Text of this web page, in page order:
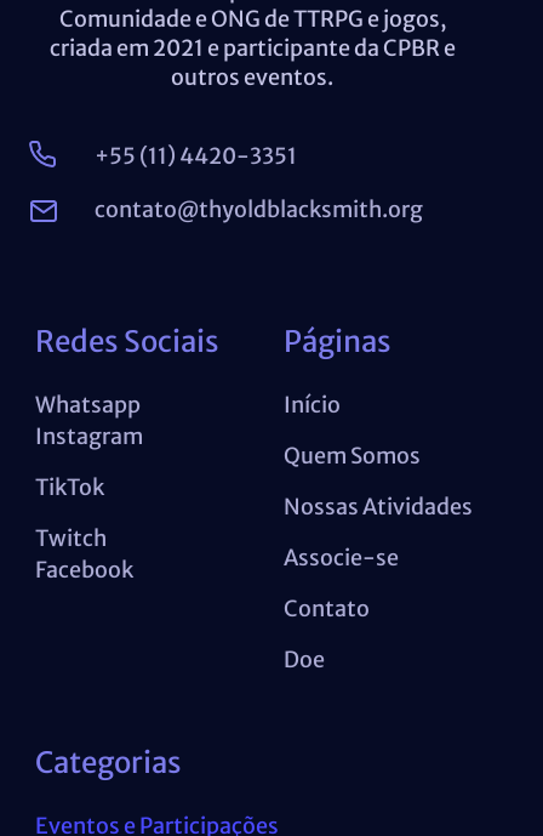
Comunidade e ONG de TTRPG e jogos,
criada em 2021 e participante da CPBR e
outros eventos.
+55 (11) 4420-3351
contato@thyoldblacksmith.org
Redes Sociais
Whatsapp
Instagram
TikTok
Twitch
Facebook
Páginas
Início
Quem Somos
Nossas Atividades
Associe-se
Contato
Doe
Categorias
Eventos e Participações